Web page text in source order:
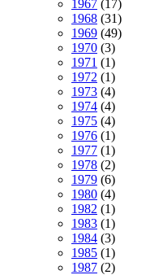
1967 (17)
1968 (31)
1969 (49)
1970 (3)
1971 (1)
1972 (1)
1973 (4)
1974 (4)
1975 (4)
1976 (1)
1977 (1)
1978 (2)
1979 (6)
1980 (4)
1982 (1)
1983 (1)
1984 (3)
1985 (1)
1987 (2)